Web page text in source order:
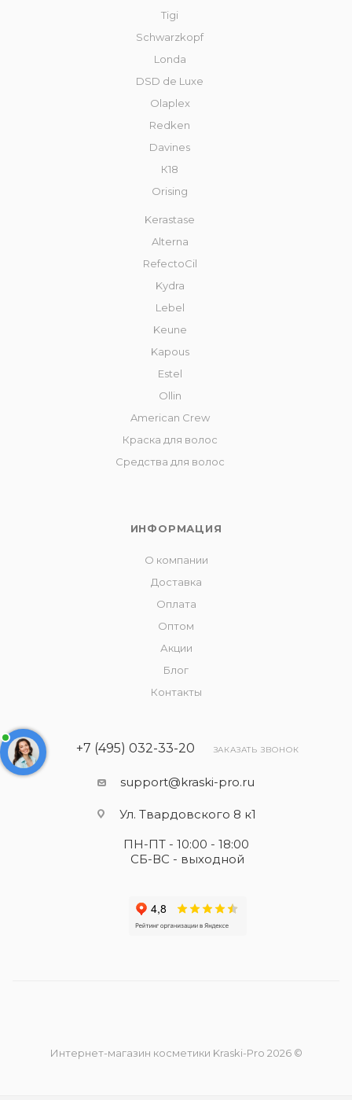
Tigi
Schwarzkopf
Londa
DSD de Luxe
Olaplex
Redken
Davines
К18
Orising
Kerastase
Alterna
RefectoCil
Kydra
Lebel
Keune
Kapous
Estel
Ollin
American Crew
Краска для волос
Средства для волос
ИНФОРМАЦИЯ
О компании
Доставка
Оплата
Оптом
Акции
Блог
Контакты
+7 (495) 032-33-20 ЗАКАЗАТЬ ЗВОНОК
support@kraski-pro.ru
Ул. Твардовского 8 к1
ПН-ПТ - 10:00 - 18:00
СБ-ВС - выходной
Интернет-магазин косметики Kraski-Pro 2026 ©